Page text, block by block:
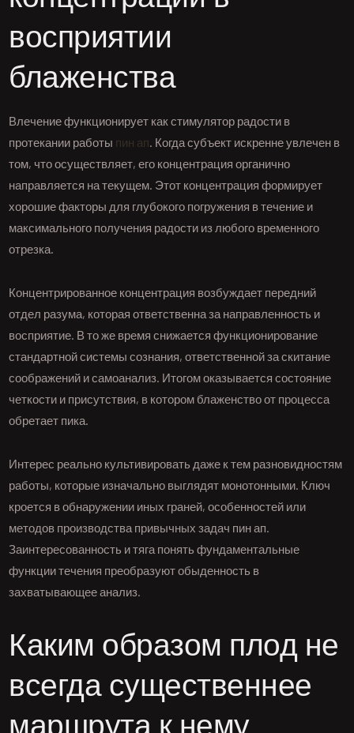
восприятии
блаженства
Влечение функционирует как стимулятор радости в
протекании работы пин ап. Когда субъект искренне увлечен в
том, что осуществляет, его концентрация органично
направляется на текущем. Этот концентрация формирует
хорошие факторы для глубокого погружения в течение и
максимального получения радости из любого временного
отрезка.
Концентрированное концентрация возбуждает передний
отдел разума, которая ответственна за направленность и
восприятие. В то же время снижается функционирование
стандартной системы сознания, ответственной за скитание
соображений и самоанализ. Итогом оказывается состояние
четкости и присутствия, в котором блаженство от процесса
обретает пика.
Интерес реально культивировать даже к тем разновидностям
работы, которые изначально выглядят монотонными. Ключ
кроется в обнаружении иных граней, особенностей или
методов производства привычных задач пин ап.
Заинтересованность и тяга понять фундаментальные
функции течения преобразуют обыденность в
захватывающее анализ.
Каким образом плод не
всегда существеннее